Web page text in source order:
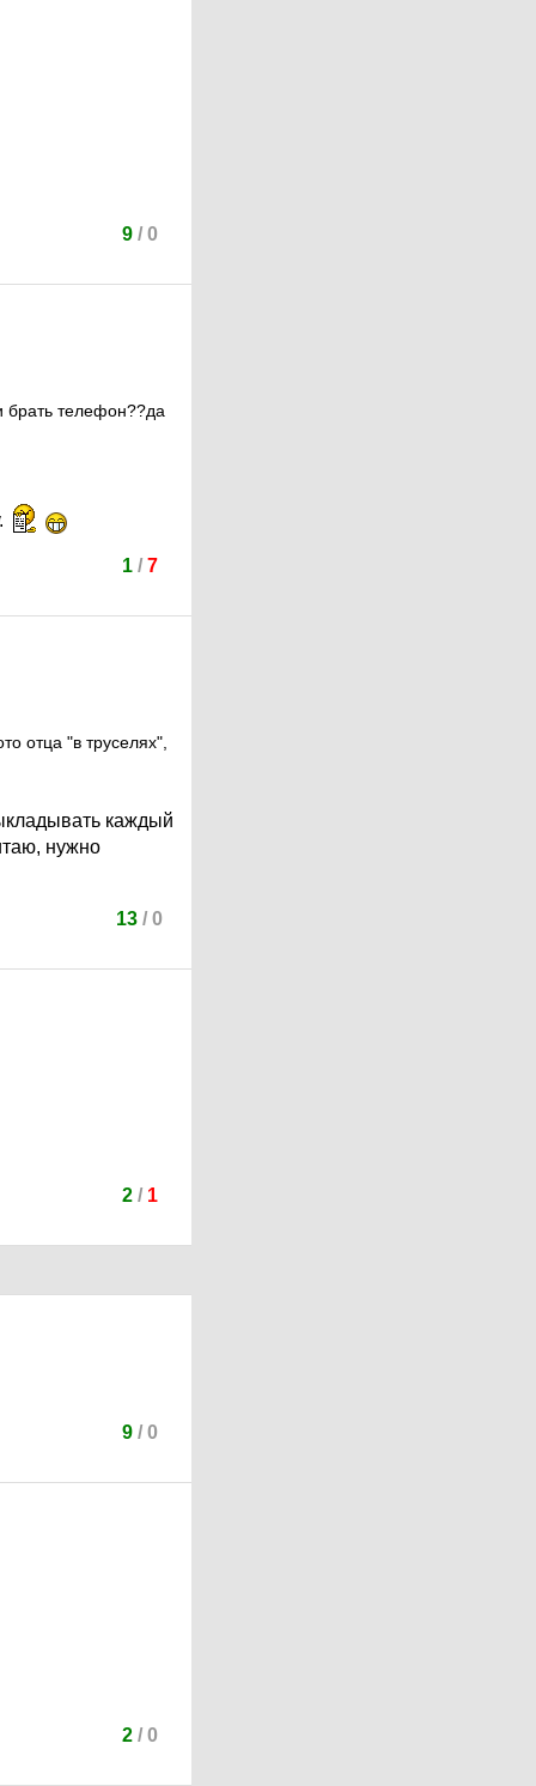
9/ 0
брать телефон??да
1/ 7
отца "в труселях",
каждый
нужно
13 / 0
2/ 1
9/ 0
2/ 0